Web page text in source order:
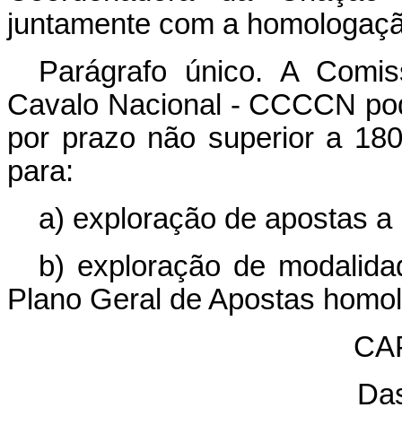
juntamente com a
Parágrafo único. A
Cavalo Nacional - CCCCN
por prazo não superior a
para:
a) exploração de apostas
b) exploração de
Plano Geral de Apostas